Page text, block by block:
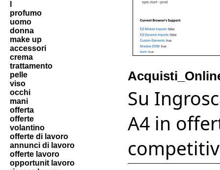
profumo
uomo
donna
make up
accessori
crema
trattamento
pelle
viso
occhi
mani
offerta
offerte
volantino
offerte di lavoro
annunci di lavoro
offerte lavoro
opportunit lavoro
Su
A4 in